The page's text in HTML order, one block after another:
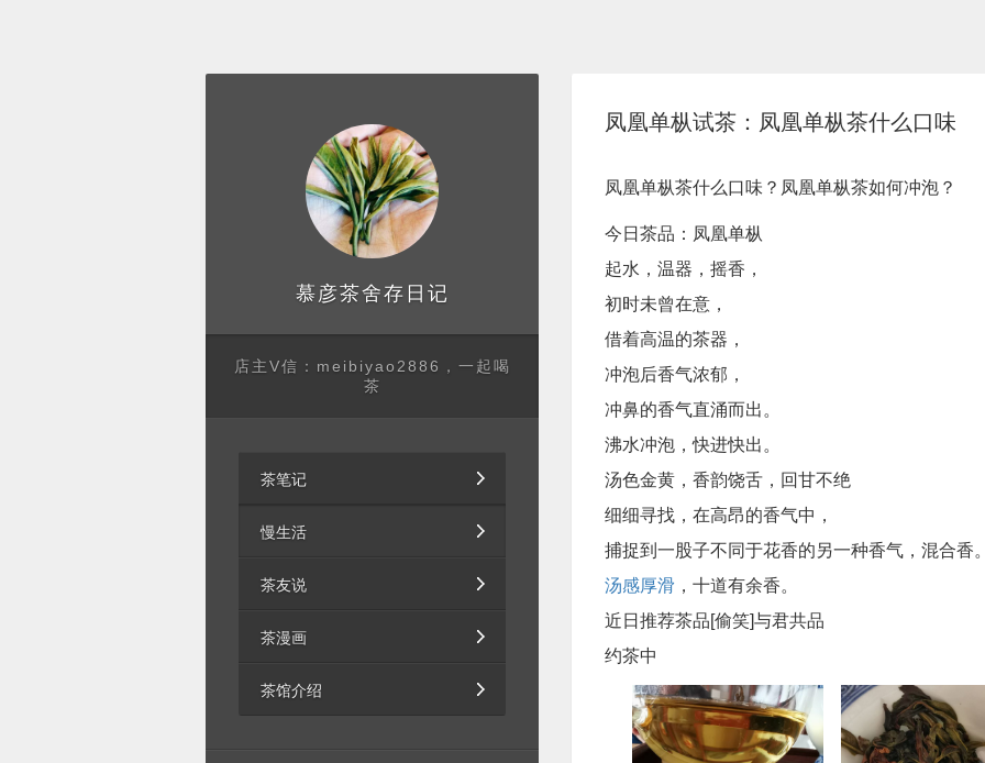
慕彦茶舍存日记
店主V信：meibiyao2886，一起喝
茶
茶笔记
慢生活
茶友说
茶漫画
茶馆介绍
凤凰单枞试茶：凤凰单枞茶什么口味
​凤凰单枞茶什么口味？凤凰单枞茶如何冲泡？
今日茶品：凤凰单枞
起水，温器，摇香，
初时未曾在意，
借着高温的茶器，
冲泡后香气浓郁，
冲鼻的香气直涌而出。
沸水冲泡，快进快出。
汤色金黄，香韵饶舌，回甘不绝
细细寻找，在高昂的香气中，
捕捉到一股子不同于花香的另一种香气，混合香
汤感厚滑 ，十道有余香。
近日推荐茶品[偷笑]与君共品
约茶中